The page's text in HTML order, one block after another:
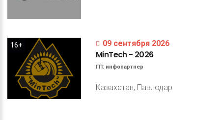
16+ 09 сентября 2026
MinTech- 2026
ГП: инфопартнер
Казахстан, Павлодар